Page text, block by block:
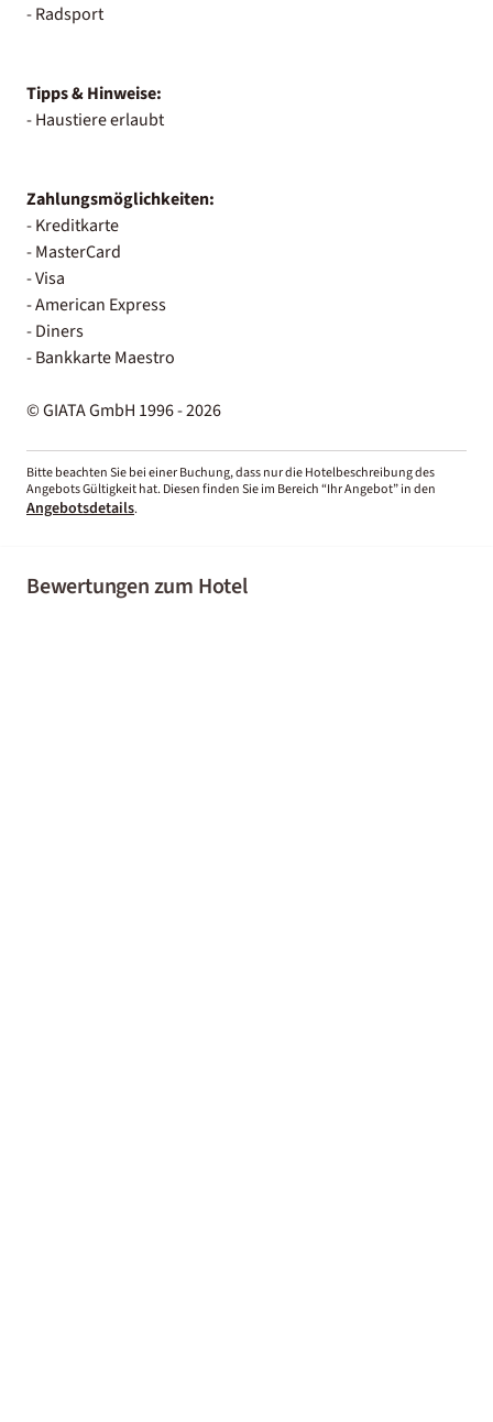
- Radsport
Tipps & Hinweise:
- Haustiere erlaubt
Zahlungsmöglichkeiten:
- Kreditkarte
- MasterCard
- Visa
- American Express
- Diners
- Bankkarte Maestro
© GIATA GmbH 1996 - 2026
Bitte beachten Sie bei einer Buchung, dass nur die Hotelbeschreibung des
Angebots Gültigkeit hat. Diesen finden Sie im Bereich “Ihr Angebot” in den
Angebotsdetails.
Bewertungen zum Hotel